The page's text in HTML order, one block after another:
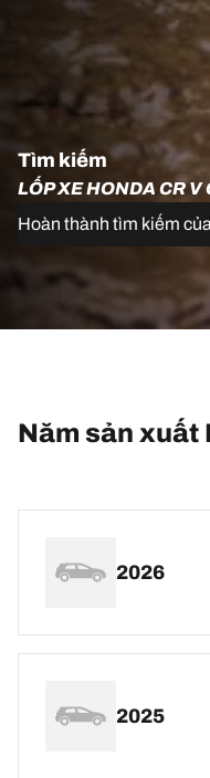
Tìm kiếm
LỐP XE HONDA CR V
Hoàn thành tìm kiếm
Năm sản xuất
2026
2025